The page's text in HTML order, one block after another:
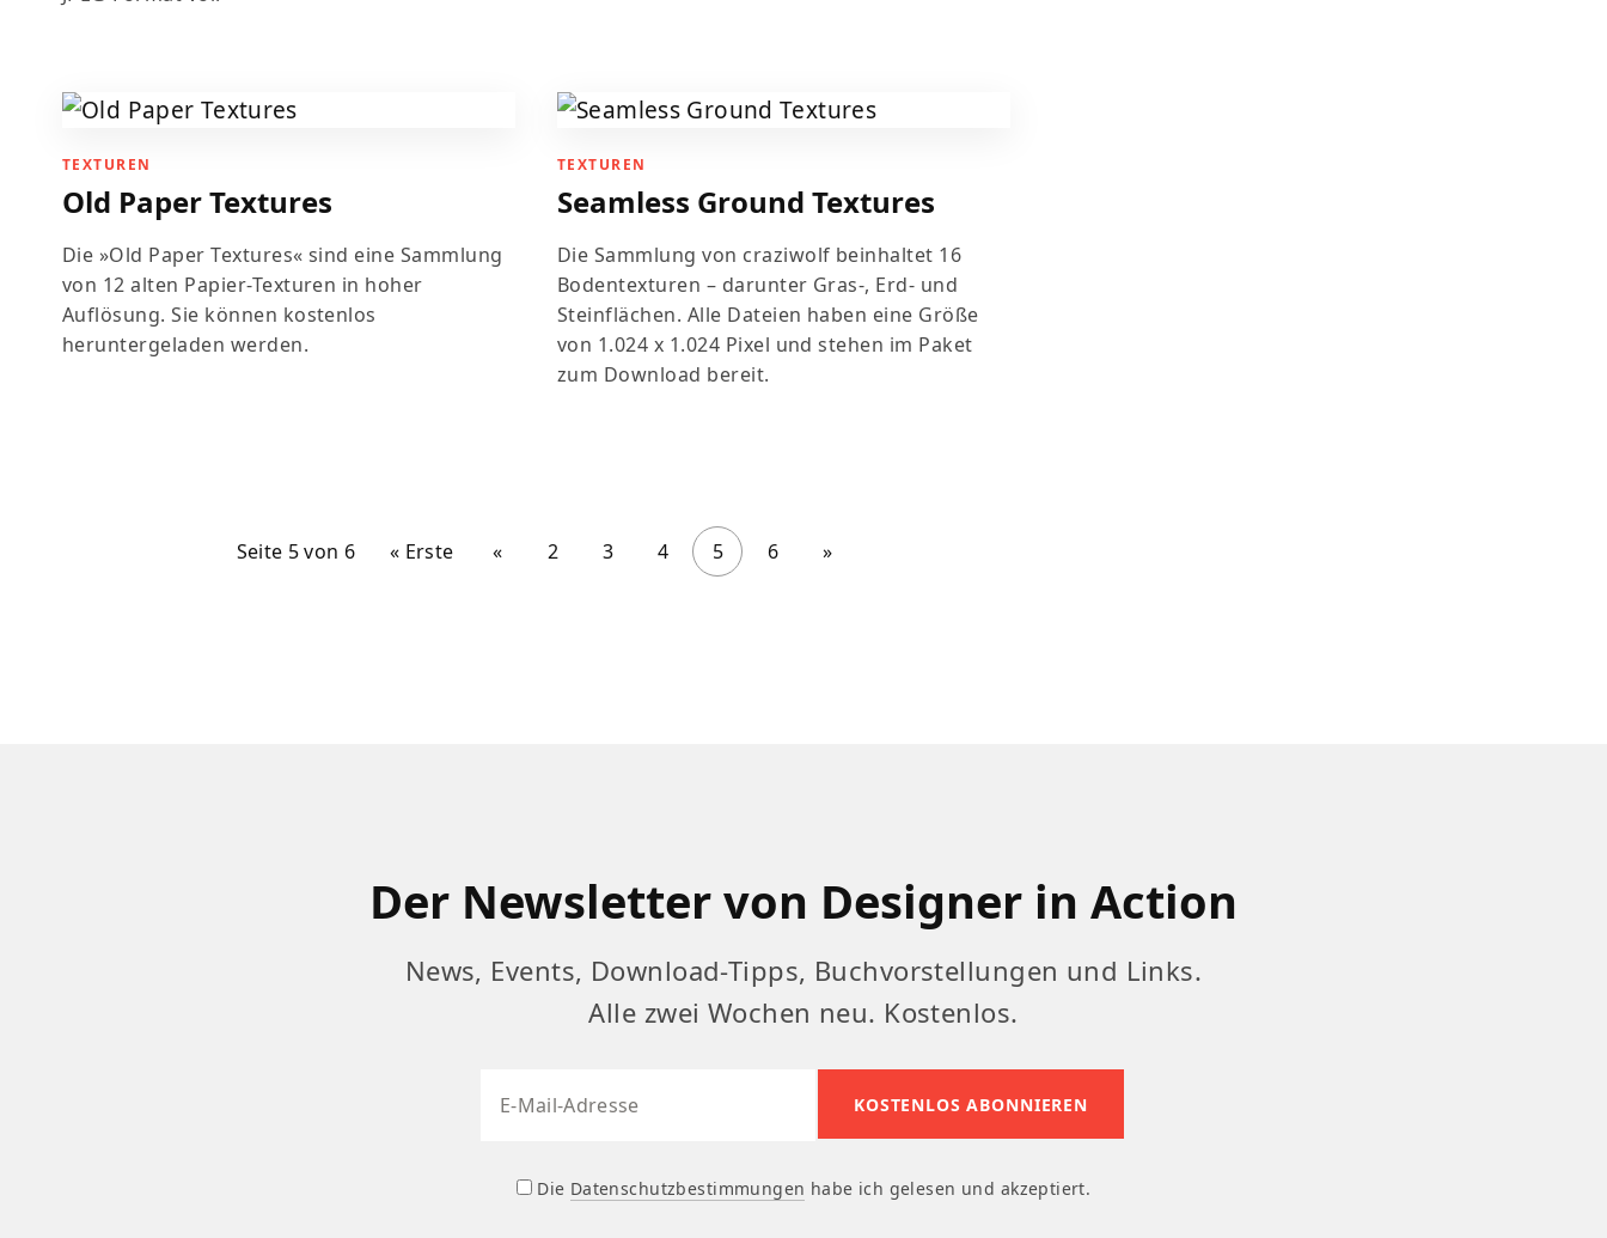
TEXTUREN
Old Paper Textures
Die »Old Paper Textures« sind eine Sammlung
von 12 alten Papier-Texturen in hoher
Auflösung. Sie können kostenlos
heruntergeladen werden.
TEXTUREN
Seamless Ground Textures
Die Sammlung von craziwolf beinhaltet 16
Bodentexturen – darunter Gras-, Erd- und
Steinflächen. Alle Dateien haben eine Größe
von 1.024 x 1.024 Pixel und stehen im Paket
zum Download bereit.
Seite 5 von 6 « Erste « 2 3 4 5 6 »
Der Newsletter von Designer in Action
News, Events, Download-Tipps, Buchvorstellungen und Links.
Alle zwei Wochen neu. Kostenlos.
Die Datenschutzbestimmungen habe ich gelesen und akzeptiert.